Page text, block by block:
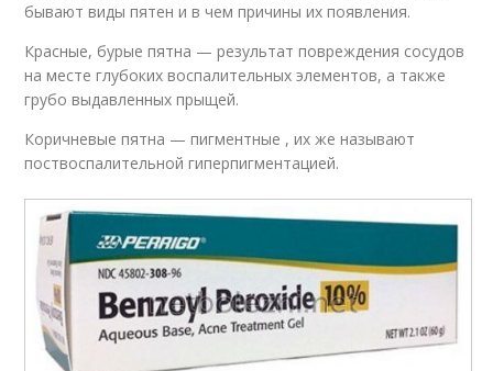
бывают виды пятен и в чем причины их появления.
Красные, бурые пятна — результат повреждения сосудов
на месте глубоких воспалительных элементов, а также
грубо выдавленных прыщей.
Коричневые пятна — пигментные , их же называют
поствоспалительной гиперпигментацией.